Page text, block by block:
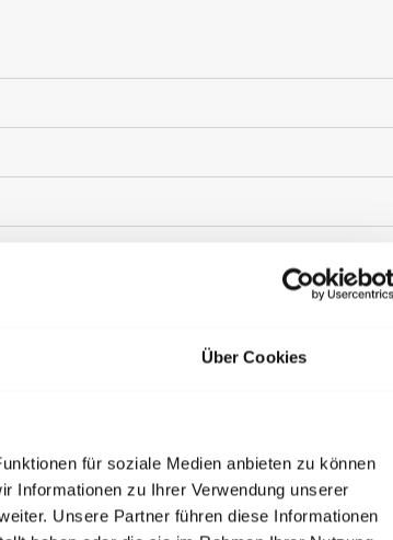
Über Cookies
für soziale Medien anbieten zu können
Informationen zu Ihrer Verwendung unserer
Unsere Partner führen diese Informationen
Oberflächenqualität - HWF Feinstruktur